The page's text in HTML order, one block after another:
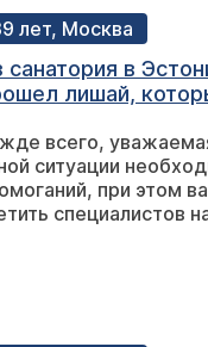
мер, которые
лет, Москва
санатория в
лишай,
спереди
дня 4
увидела в этом
говорит, что еще
прописали
Я почитала в
и "Актовегин"
всего,
ситуации
при этом
специалистов